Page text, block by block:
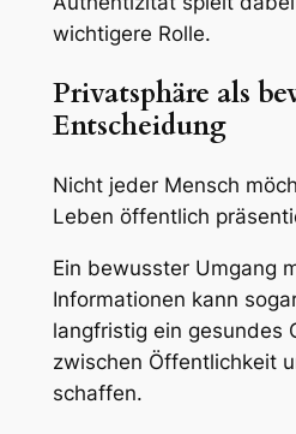
wichtigere Rolle.
Privatsphäre als
Entscheidung
Nicht jeder Mensch
Leben öffentlich
Ein bewusster Umgang
Informationen kann
langfristig ein gesundes
zwischen Öffentlichkeit
schaffen.